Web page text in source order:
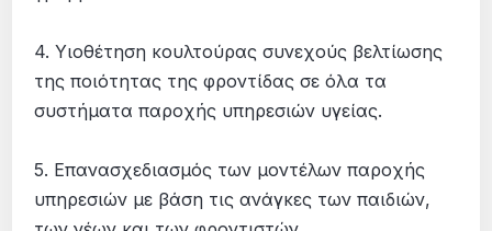
4. Υιοθέτηση κουλτούρας συνεχούς βελτίωσης
της ποιότητας της φροντίδας σε όλα τα
συστήματα παροχής υπηρεσιών υγείας.
5. Επανασχεδιασμός των μοντέλων παροχής
υπηρεσιών με βάση τις ανάγκες των παιδιών,